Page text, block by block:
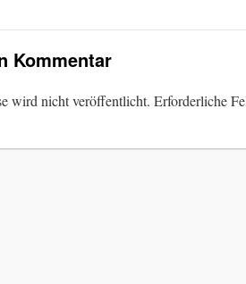
Kommentar
wird nicht veröffentlicht. Erforderliche